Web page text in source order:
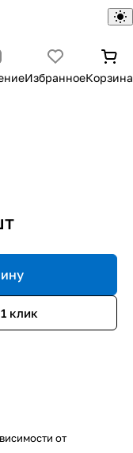
ИзбранноеКорзина
клик
от